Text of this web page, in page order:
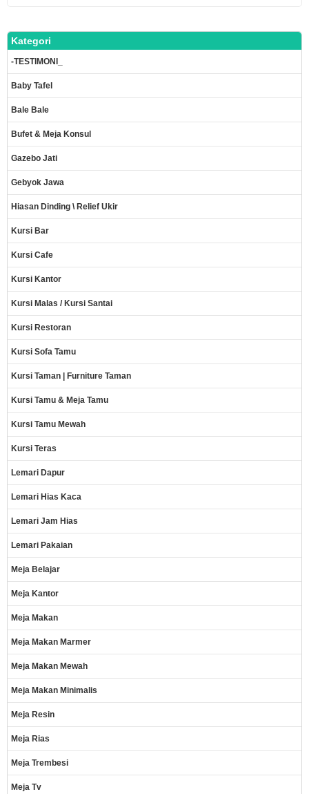
Kategori
-TESTIMONI_
Baby Tafel
Bale Bale
Bufet & Meja Konsul
Gazebo Jati
Gebyok Jawa
Hiasan Dinding \ Relief Ukir
Kursi Bar
Kursi Cafe
Kursi Kantor
Kursi Malas / Kursi Santai
Kursi Restoran
Kursi Sofa Tamu
Kursi Taman | Furniture Taman
Kursi Tamu & Meja Tamu
Kursi Tamu Mewah
Kursi Teras
Lemari Dapur
Lemari Hias Kaca
Lemari Jam Hias
Lemari Pakaian
Meja Belajar
Meja Kantor
Meja Makan
Meja Makan Marmer
Meja Makan Mewah
Meja Makan Minimalis
Meja Resin
Meja Rias
Meja Trembesi
Meja Tv